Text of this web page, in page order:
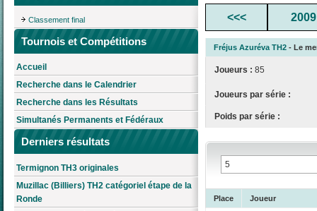
Classement final
Tournois et Compétitions
Accueil
Recherche dans le Calendrier
Recherche dans les Résultats
Simultanés Permanents et Fédéraux
Derniers résultats
Termignon TH3 originales
Muzillac (Billiers) TH2 catégoriel étape de la
Ronde
<<< 2009
Fréjus Azuréva TH2 - Le
Joueurs : 85
Joueurs par série :
Poids par série :
Place Joueur